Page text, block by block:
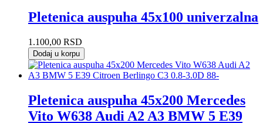
Pletenica auspuha 45x100 univerzalna
1.100,00 RSD
Dodaj u korpu
Pletenica auspuha 45x200 Mercedes
Vito W638 Audi A2 A3 BMW 5 E39